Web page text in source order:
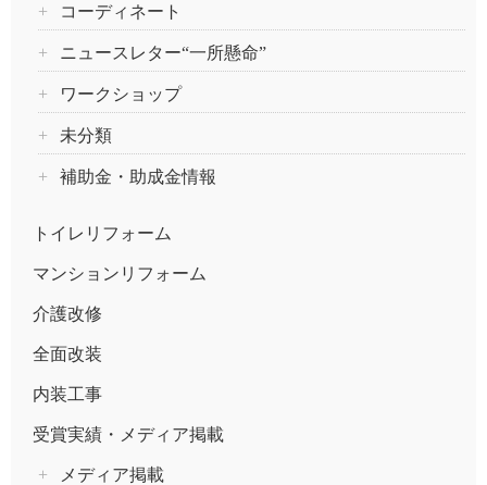
コーディネート
ニュースレター“一所懸命”
ワークショップ
未分類
補助金・助成金情報
トイレリフォーム
マンションリフォーム
介護改修
全面改装
内装工事
受賞実績・メディア掲載
メディア掲載